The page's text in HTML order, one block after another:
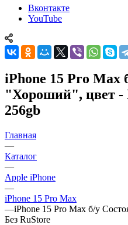
Вконтакте
YouTube
iPhone 15 Pro Max
"Хороший", цвет -
256gb
Главная
—
Каталог
—
Apple iPhone
—
iPhone 15 Pro Max
—iPhone 15 Pro Max б/у
Без RuStore